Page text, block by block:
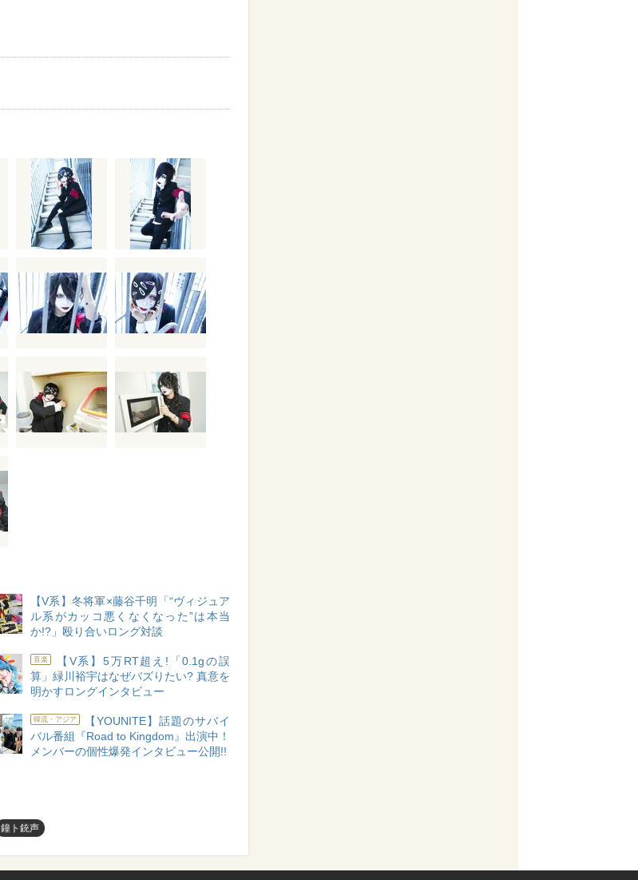
【V系】冬将軍×藤谷千明「“ヴィジュア
ル系がカッコ悪くなくなった”は本当
か!?」殴り合いロング対談
音楽
【V系】5万RT超え!「0.1gの誤
算」緑川裕宇はなぜバズりたい? 真意を
明かすロングインタビュー
韓流・アジア
【YOUNITE】話題のサバイ
バル番組『Road to Kingdom』出演中！
メンバーの個性爆発インタビュー公開!!
鐘ト銃声